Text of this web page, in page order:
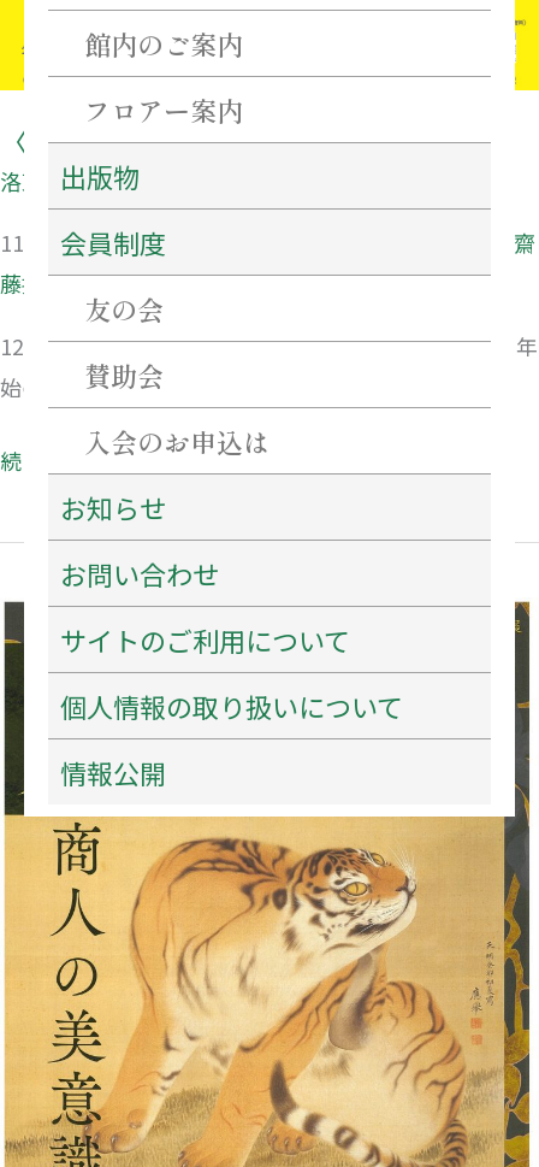
館内のご案内
フロアー案内
出版物
会員制度
友の会
賛助会
入会のお申込は
お知らせ
お問い合わせ
サイトのご利用について
個人情報の取り扱いについて
情報公開
〈企画展〉津藩校有造館と齋藤拙堂
洛東遺芳館所蔵名品展
11月23日（土･祝）より 「
企画展 津藩校有造館と齋
藤拙堂」を開催します。
12月29日（日）から令和7年1月3日（金）まで、年末年
始のため休館します。
続きを読む »
東
遺
館
所
展〉
の